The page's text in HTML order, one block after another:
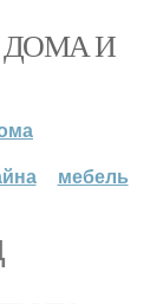
ДОМА И
мебель